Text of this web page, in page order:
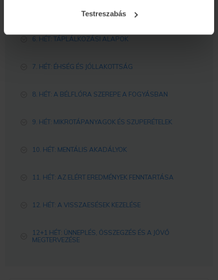
Testreszabás
INZULIN KIEGYENSÚLYOZÁSA
6. HÉT: TÁPLÁLKOZÁSI ALAPOK
7. HÉT: ÉHSÉG ÉS JÓLLAKOTTSÁG
8. HÉT: A BÉLFLÓRA SZEREPE A FOGYÁSBAN
9. HÉT: MIKROTÁPANYAGOK ÉS SZUPERÉTELEK
10. HÉT: MENTÁLIS AKADÁLYOK
11. HÉT: AZ ELÉRT EREDMÉNYEK FENNTARTÁSA
12. HÉT: A VISSZAESÉSEK KEZELÉSE
12+1 HÉT: ÜNNEPLÉS, ÖSSZEGZÉS ÉS A JÖVŐ
MEGTERVEZÉSE